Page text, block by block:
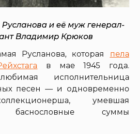
и её муж генерал-
Владимир Крюков
Русланова, которая пела
в мае 1945 года.
исполнительница
песен — и одновременно
умевшая
баснословные суммы